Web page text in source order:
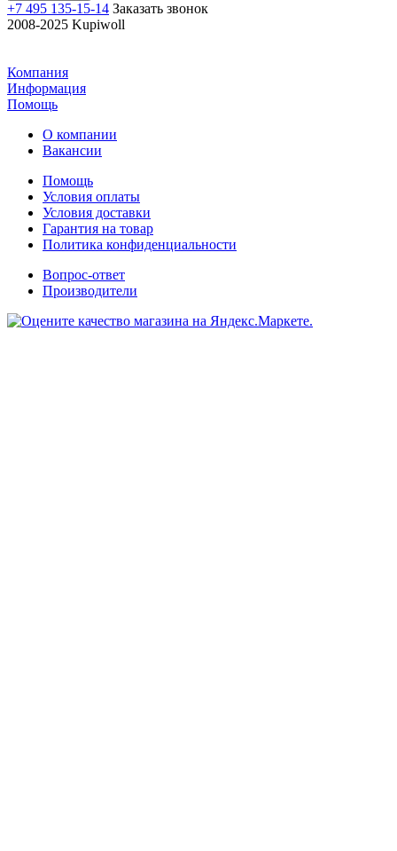
+7 495 135-15-14 Заказать звонок
2008-2025 Kupiwoll
Компания
Информация
Помощь
О компании
Вакансии
Помощь
Условия оплаты
Условия доставки
Гарантия на товар
Политика конфиденциальности
Вопрос-ответ
Производители